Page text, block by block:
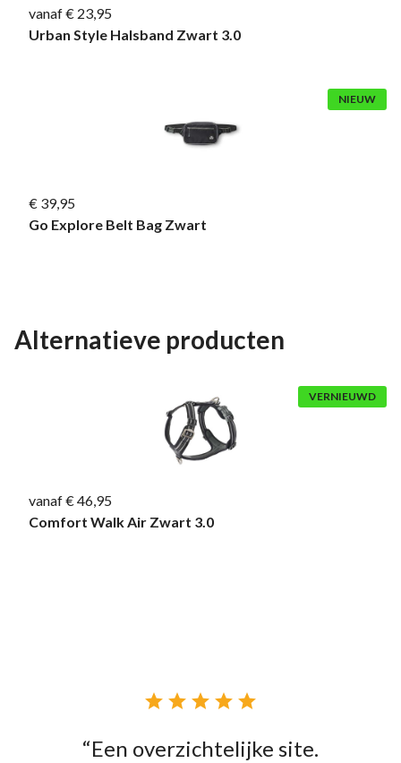
vanaf € 23,95
Urban Style Halsband Zwart 3.0
NIEUW
€ 39,95
Go Explore Belt Bag Zwart
Alternatieve producten
VERNIEUWD
vanaf € 46,95
Comfort Walk Air Zwart 3.0
    
“Een overzichtelijke site.